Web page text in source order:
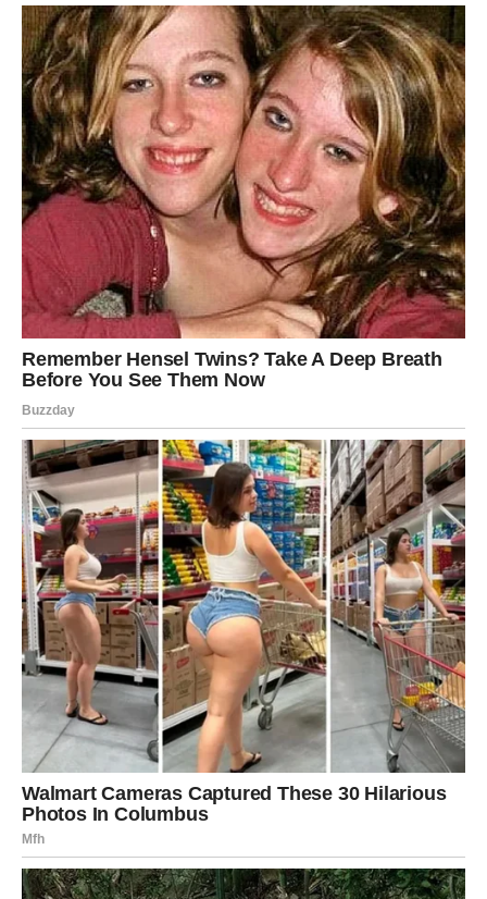
Univerzum tokom prve polovine juna kao da pokušava da
uspostavi balans. Tamo gde je bilo nepravde dolazi do
ispravki. Tamo gde je postojao trud dolazi nagrada. Tamo
gde su postojale greške dolazi suočavanje sa
posledicama.
Mnoge Device primetiće kako događaji imaju neobičnu
logiku. Čak i situacije koje na prvi pogled izgledaju
negativno kasnije će pokazati svoju svrhu.
Emotivni život donosi najveća
iznenađenja
Ljubavna dešavanja tokom ovog perioda mogu ostaviti
najjači utisak na Device. Emocije postaju intenzivne, a
pojedini odnosi prolaze kroz sudbinske prekretnice.
Neko iz prošlosti može se pojaviti u trenutku kada to
najmanje očekujete. Istovremeno, postoje i veze koje će
doći do tačke nakon koje više ništa neće biti isto.
Mnogi pripadnici znaka suočiće se sa pitanjima koja su
dugo odlagali. Odgovori neće biti jednostavni, ali će
doneti jasnoću koja je nedostajala.
Jedan razgovor menja sve
Posebno se izdvaja mogućnost važnog razgovora koji
može promeniti tok jednog odnosa. Reči izgovorene
tokom prvih petnaest dana juna imaće dugoročne